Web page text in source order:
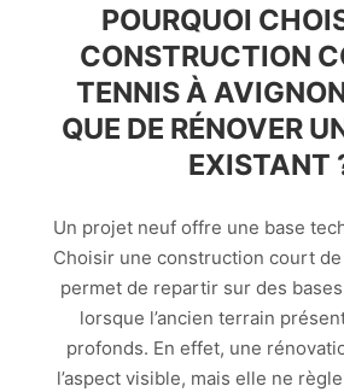
POURQUOI
CONSTRUCTION
TENNIS À
QUE DE RÉNOVER
EXISTANT
Un projet neuf offre une base
Choisir une construction court
permet de repartir sur des
lorsque l’ancien terrain
profonds. En effet, une
l’aspect visible, mais elle ne